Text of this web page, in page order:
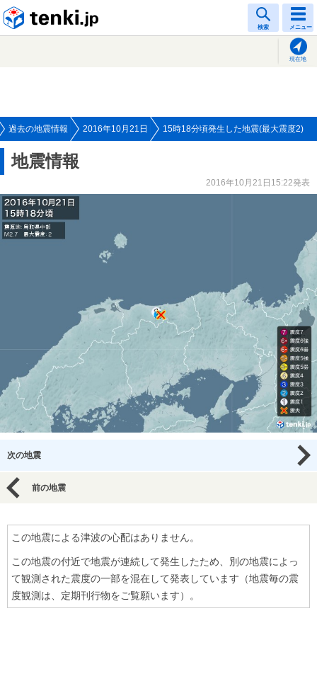
検索 メニュー
現在地
過去の地震情報 2016年10月21日 15時18分頃発生した地震(最大震度2)
地震情報
2016年10月21日15:22発表
次の地震
前の地震
この地震による津波の心配はありません。
この地震の付近で地震が連続して発生したため、別の地震によっ
て観測された震度の一部を混在して発表しています（地震毎の震
度観測は、定期刊行物をご覧願います）。